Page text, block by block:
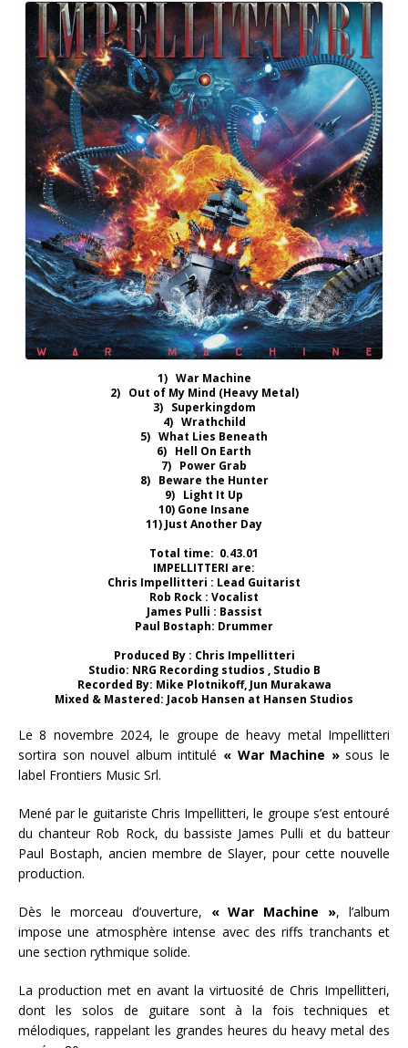
1) War Machine
2) Out of My Mind (Heavy Metal)
3) Superkingdom
4) Wrathchild
5) What Lies Beneath
6) Hell On Earth
7) Power Grab
8) Beware the Hunter
9) Light It Up
10) Gone Insane
11) Just Another Day
Total time: 0.43.01
IMPELLITTERI are:
Chris Impellitteri : Lead Guitarist
Rob Rock : Vocalist
James Pulli : Bassist
Paul Bostaph: Drummer
Produced By : Chris Impellitteri
Studio: NRG Recording studios , Studio B
Recorded By: Mike Plotnikoff, Jun Murakawa
Mixed & Mastered: Jacob Hansen at Hansen Studios
Le 8 novembre 2024, le groupe de heavy metal Impellitteri
sortira son nouvel album intitulé « War Machine »sous le
label Frontiers Music Srl.
Mené par le guitariste Chris Impellitteri, le groupe s’est entouré
du chanteur Rob Rock, du bassiste James Pulli et du batteur
Paul Bostaph, ancien membre de Slayer, pour cette nouvelle
production.
Dès le morceau d’ouverture, « War Machine », l’album
impose une atmosphère intense avec des riffs tranchants et
une section rythmique solide.
La production met en avant la virtuosité de Chris Impellitteri,
dont les solos de guitare sont à la fois techniques et
mélodiques, rappelant les grandes heures du heavy metal des